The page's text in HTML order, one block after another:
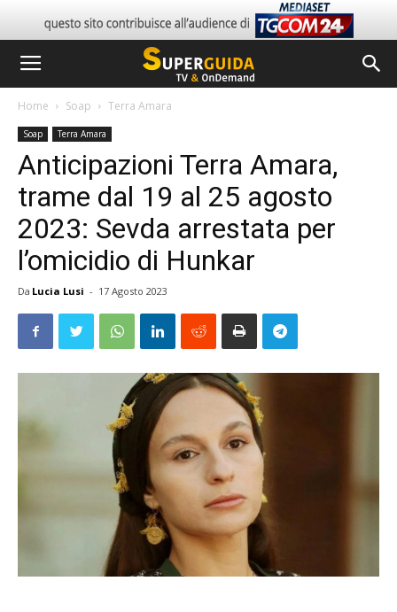
Home Soap Terra Amara
Soap Terra Amara
Anticipazioni Terra Amara,
trame dal 19 al 25 agosto
2023: Sevda arrestata per
l’omicidio di Hunkar
Da Lucia Lusi - 17 Agosto 2023